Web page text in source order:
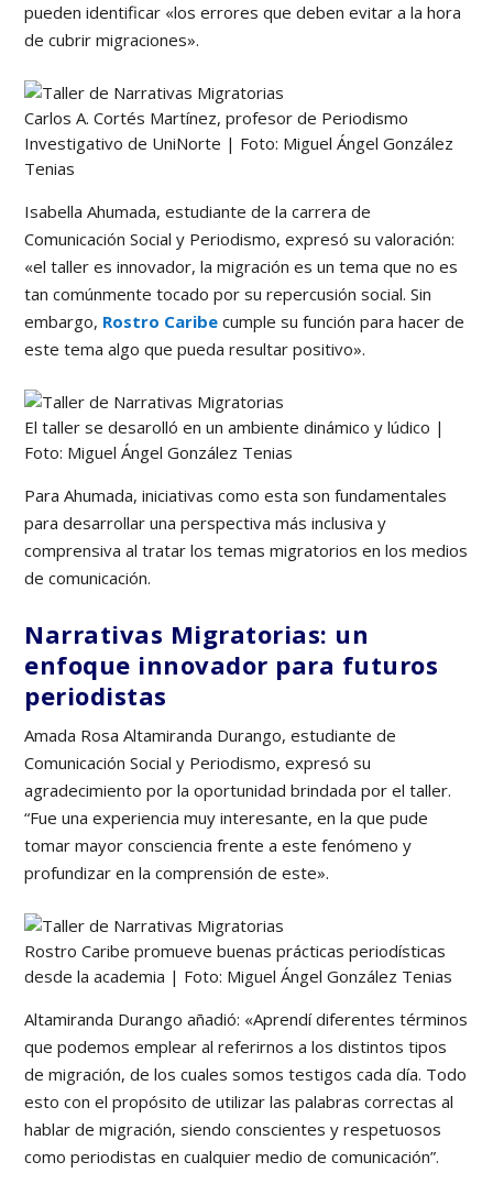
pueden identificar «los errores que deben evitar a la hora
de cubrir migraciones».
Carlos A. Cortés Martínez, profesor de Periodismo
Investigativo de UniNorte | Foto: Miguel Ángel González
Tenias
Isabella Ahumada, estudiante de la carrera de
Comunicación Social y Periodismo, expresó su valoración:
«el taller es innovador, la migración es un tema que no es
tan comúnmente tocado por su repercusión social. Sin
embargo, Rostro Caribe cumple su función para hacer de
este tema algo que pueda resultar positivo».
El taller se desarolló en un ambiente dinámico y lúdico |
Foto: Miguel Ángel González Tenias
Para Ahumada, iniciativas como esta son fundamentales
para desarrollar una perspectiva más inclusiva y
comprensiva al tratar los temas migratorios en los medios
de comunicación.
Narrativas Migratorias: un
enfoque innovador para futuros
periodistas
Amada Rosa Altamiranda Durango, estudiante de
Comunicación Social y Periodismo, expresó su
agradecimiento por la oportunidad brindada por el taller.
“Fue una experiencia muy interesante, en la que pude
tomar mayor consciencia frente a este fenómeno y
profundizar en la comprensión de este».
Rostro Caribe promueve buenas prácticas periodísticas
desde la academia | Foto: Miguel Ángel González Tenias
Altamiranda Durango añadió: «Aprendí diferentes términos
que podemos emplear al referirnos a los distintos tipos
de migración, de los cuales somos testigos cada día. Todo
esto con el propósito de utilizar las palabras correctas al
hablar de migración, siendo conscientes y respetuosos
como periodistas en cualquier medio de comunicación”.